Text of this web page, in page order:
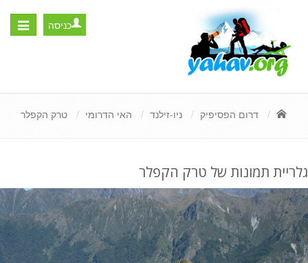
Toggle
כניסה
דרום הפסיפיק ניו-זילנד האי הדרומי טרק הקפלר
גלריית תמונות של טרק הקפלר